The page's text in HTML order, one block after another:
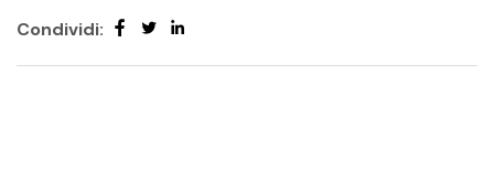
Condividi: